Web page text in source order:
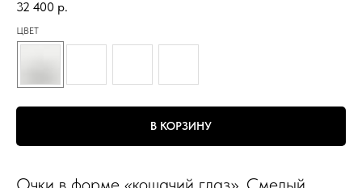
32 400 р.
ЦВЕТ
В КОРЗИНУ